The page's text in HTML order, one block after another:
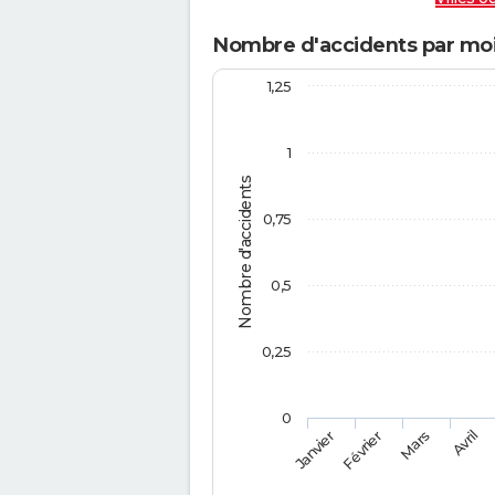
Nombre d'accidents par
Nombre d'accidents
JanvierFévrier Mars Avril
0
1
0,25
0,5
0,75
1,25